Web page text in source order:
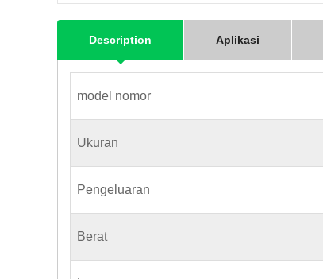
Description Aplikasi
model nomor
Ukuran
Pengeluaran
Berat